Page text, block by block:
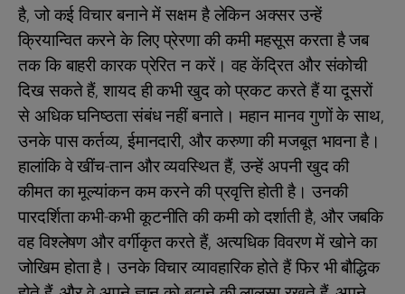
है, जो कई विचार बनाने में सक्षम है लेकिन अक्सर उन्हें
क्रियान्वित करने के लिए प्रेरणा की कमी महसूस करता है जब
तक कि बाहरी कारक प्रेरित न करें। वह केंद्रित और संकोची
दिख सकते हैं, शायद ही कभी खुद को प्रकट करते हैं या दूसरों
से अधिक घनिष्ठता संबंध नहीं बनाते। महान मानव गुणों के साथ,
उनके पास कर्तव्य, ईमानदारी, और करुणा की मजबूत भावना है।
हालांकि वे खींच-तान और व्यवस्थित हैं, उन्हें अपनी खुद की
कीमत का मूल्यांकन कम करने की प्रवृत्ति होती है। उनकी
पारदर्शिता कभी-कभी कूटनीति की कमी को दर्शाती है, और जबकि
वह विश्लेषण और वर्गीकृत करते हैं, अत्यधिक विवरण में खोने का
जोखिम होता है। उनके विचार व्यावहारिक होते हैं फिर भी बौद्धिक